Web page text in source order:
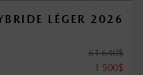
LÉGER 2026
61 640$
1 500$